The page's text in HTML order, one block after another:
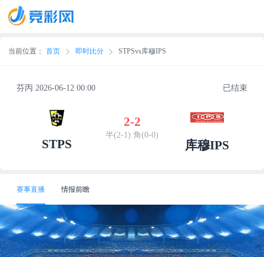
当前位置： 首页 即时比分 STPSvs库穆IPS
芬丙 2026-06-12 00:00 已结束
STPS
2-2
半(2-1) 角(0-0)
库穆IPS
赛事直播 情报前瞻